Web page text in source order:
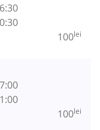
100lei
100lei